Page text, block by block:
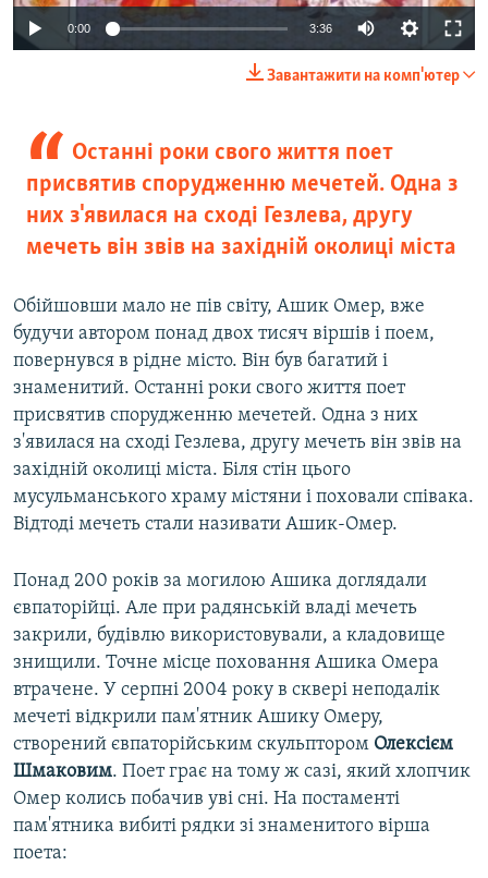
0:00 3:36
Завантажити на комп'ютер
Останні роки свого життя поет
присвятив спорудженню мечетей. Одна з
них з'явилася на сході Гезлева, другу
мечеть він звів на західній околиці міста
Обійшовши мало не пів світу, Ашик Омер, вже
будучи автором понад двох тисяч віршів і поем,
повернувся в рідне місто. Він був багатий і
знаменитий. Останні роки свого життя поет
присвятив спорудженню мечетей. Одна з них
з'явилася на сході Гезлева, другу мечеть він звів на
західній околиці міста. Біля стін цього
мусульманського храму містяни і поховали співака.
Відтоді мечеть стали називати Ашик-Омер.
Понад 200 років за могилою Ашика доглядали
євпаторійці. Але при радянській владі мечеть
закрили, будівлю використовували, а кладовище
знищили. Точне місце поховання Ашика Омера
втрачене. У серпні 2004 року в сквері неподалік
мечеті відкрили пам'ятник Ашику Омеру,
створений євпаторійським скульптором Олексієм
Шмаковим. Поет грає на тому ж сазі, який хлопчик
Омер колись побачив уві сні. На постаменті
пам'ятника вибиті рядки зі знаменитого вірша
поета: